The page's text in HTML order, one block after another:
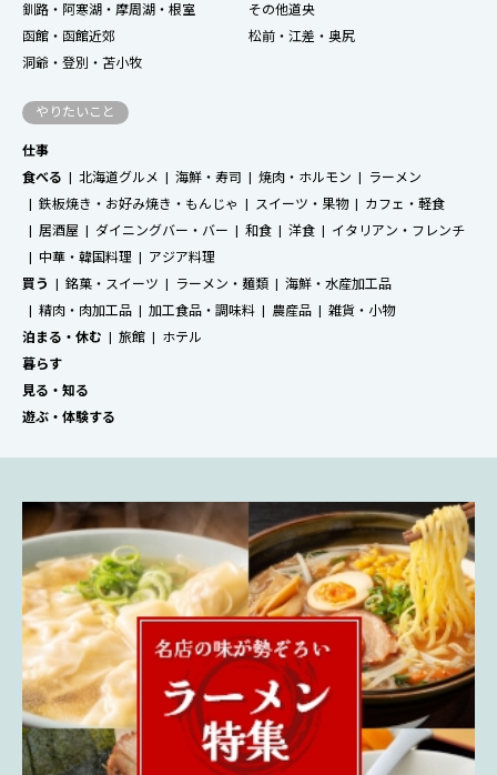
釧路・阿寒湖・摩周湖・根室
その他道央
函館・函館近郊
松前・江差・奥尻
洞爺・登別・苫小牧
やりたいこと
仕事
食べる
北海道グルメ 海鮮・寿司 焼肉・ホルモン
ラーメン
鉄板焼き・お好み焼き・もんじゃ
スイーツ・果物
カフェ・軽食
居酒屋
ダイニングバー・バー 和食 洋食
イタリアン・フレンチ
中華・韓国料理
アジア料理
買う
銘菓・スイーツ ラーメン・麺類
海鮮・水産加工品
精肉・肉加工品
加工食品・調味料 農産品
雑貨・小物
泊まる・休む
旅館
ホテル
暮らす
見る・知る
遊ぶ・体験する